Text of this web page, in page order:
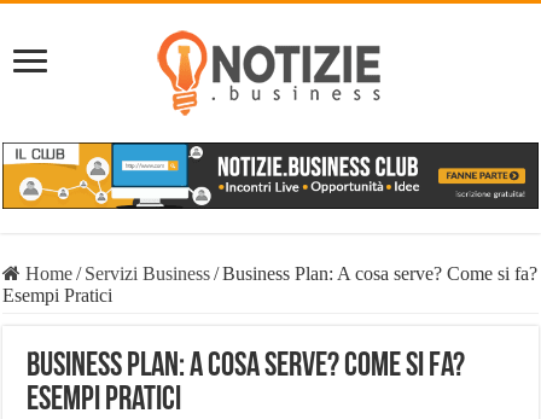
Home/ Servizi Business/Business Plan: A cosa serve? Come si fa?
Esempi Pratici
Business Plan: A cosa serve? Come si fa?
Esempi Pratici